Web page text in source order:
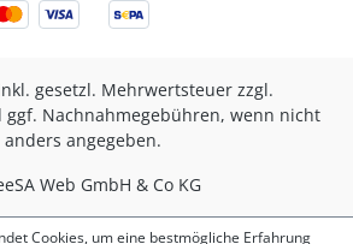
gesetzl. Mehrwertsteuer zzgl.
ggf. Nachnahmegebühren, wenn nicht
anders angegeben.
Web GmbH & Co KG
Cookies, um eine bestmögliche Erfahrung